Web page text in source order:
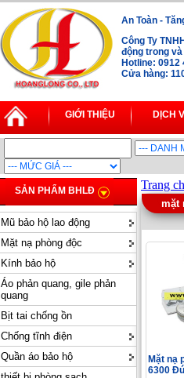
An Toàn -
Công Ty
động trong
Hotline: 0912
Cửa hàng:
GIỚI THIỆU DỊCH
SẢN PHẨM BHLĐ
Mũ bảo hộ lao động
Mặt nạ phòng độc
Kính bảo hộ
Áo phản quang, gile phản
quang
Bịt tai chống ồn
Chống tĩnh điện
Quần áo bảo hộ
Trang
mặt
Mặt nạ
6300